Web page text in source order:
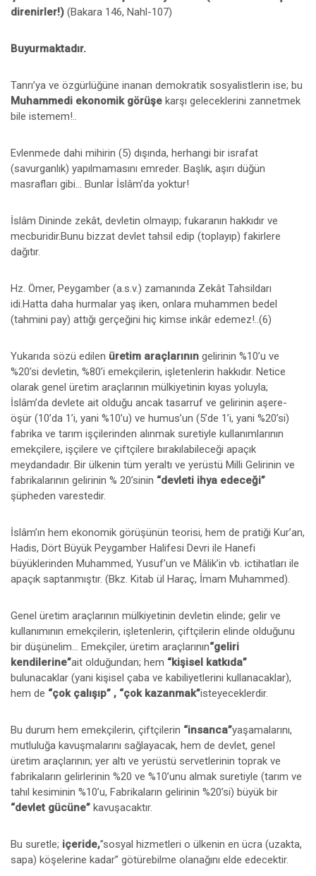
direnirler!) (Bakara 146, Nahl-107)
Buyurmaktadır.
Tanrı’ya ve özgürlüğüne inanan demokratik sosyalistlerin ise; bu
Muhammedi ekonomik görüşe karşı geleceklerini zannetmek
bile istemem!..
Evlenmede dahi mihirin (5) dışında, herhangi bir israfat
(savurganlık) yapılmamasını emreder. Başlık, aşırı düğün
masrafları gibi... Bunlar İslâm’da yoktur!
İslâm Dininde zekât, devletin olmayıp; fukaranın hakkıdır ve
mecburidir.Bunu bizzat devlet tahsil edip (toplayıp) fakirlere
dağıtır.
Hz. Ömer, Peygamber (a.s.v.) zamanında Zekât Tahsildarı
idi.Hatta daha hurmalar yaş iken, onlara muhammen bedel
(tahmini pay) attığı gerçeğini hiç kimse inkâr edemez!..(6)
Yukarıda sözü edilen üretim araçlarının gelirinin %10’u ve
%20’si devletin, %80’i emekçilerin, işletenlerin hakkıdır. Netice
olarak genel üretim araçlarının mülkiyetinin kıyas yoluyla;
İslâm’da devlete ait olduğu ancak tasarruf ve gelirinin aşere-
öşür (10’da 1’i, yani %10’u) ve humus’un (5’de 1’i, yani %20’si)
fabrika ve tarım işçilerinden alınmak suretiyle kullanımlarının
emekçilere, işçilere ve çiftçilere bırakılabileceği apaçık
meydandadır. Bir ülkenin tüm yeraltı ve yerüstü Milli Gelirinin ve
fabrikalarının gelirinin % 20’sinin “devleti ihya edeceği”
şüpheden varestedir.
İslâm’ın hem ekonomik görüşünün teorisi, hem de pratiği Kur’an,
Hadis, Dört Büyük Peygamber Halifesi Devri ile Hanefi
büyüklerinden Muhammed, Yusuf’un ve Mâlik’in vb. ictihatları ile
apaçık saptanmıştır. (Bkz. Kitab ül Haraç, İmam Muhammed).
Genel üretim araçlarının mülkiyetinin devletin elinde; gelir ve
kullanımının emekçilerin, işletenlerin, çiftçilerin elinde olduğunu
bir düşünelim... Emekçiler, üretim araçlarının“geliri
kendilerine”ait olduğundan; hem “kişisel katkıda”
bulunacaklar (yani kişisel çaba ve kabiliyetlerini kullanacaklar),
hem de “çok çalışıp” , “çok kazanmak”isteyeceklerdir.
Bu durum hem emekçilerin, çiftçilerin “insanca”yaşamalarını,
mutluluğa kavuşmalarını sağlayacak, hem de devlet, genel
üretim araçlarının; yer altı ve yerüstü servetlerinin toprak ve
fabrikaların gelirlerinin %20 ve %10’unu almak suretiyle (tarım ve
tahıl kesiminin %10’u, Fabrikaların gelirinin %20’si) büyük bir
“devlet gücüne” kavuşacaktır.
Bu suretle; içeride,”sosyal hizmetleri o ülkenin en ücra (uzakta,
sapa) köşelerine kadar” götürebilme olanağını elde edecektir.